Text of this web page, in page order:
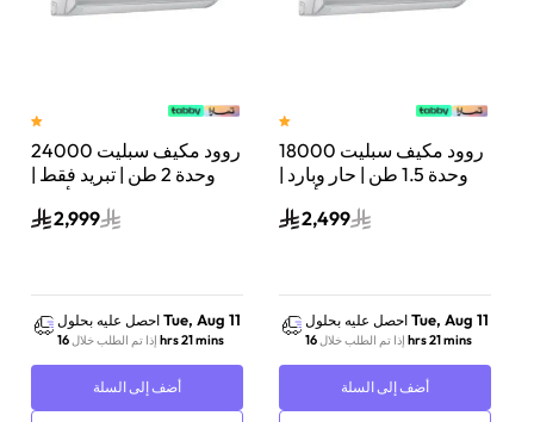
روود مكيف سبليت 24000
وحدة 2 طن | تبريد فقط |
واي فاي | أبيض |
UW24CRCT01
2,999
احصل عليه بحلول Tue, Aug 11
إذا تم الطلب خلال 16 hrs 21 mins
أضف إلى السلة
روود مكيف سبليت 18000
وحدة 1.5 طن | حار وبارد |
واي فاي | أبيض |
UW18CRHT00
2,499
احصل عليه بحلول Tue, Aug 11
إذا تم الطلب خلال 16 hrs 21 mins
أضف إلى السلة